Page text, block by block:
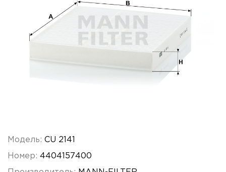
Модель: CU 2141
Номер: 4404157400